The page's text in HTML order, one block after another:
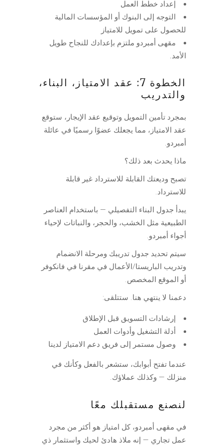
إعداد خطط العمل
التوجه إلى البنوك أو المؤسسات المالية
للحصول على تمويل للامتياز
مقهى أمبردو ملتزم بإعدادك للنجاح طويل
الأمد.
الخطوة 7: عقد الامتياز، البناء،
والتدريب
بمجرد تأمين التمويل وتوقيع عقد الإيجار، ستوقع
عقد الامتياز، مما يجعلك عضوًا رسميًا في عائلة
أمبردو.
ماذا يحدث بعد ذلك؟
تصبح وديعتك القابلة للاسترداد غير قابلة
للاسترداد.
يبدأ جدول البناء التفصيلي — باستخدام العناصر
الطبيعية مثل الخشب، والحجر، والنباتات لإحياء
أجواء أمبردو.
سيتم تحديد جدول تدريبك ومرحلة الانضمام
وتدريب الباريستا/الأعمال في مقرنا في فانكوفر
أو الموقع المخصص.
دعمنا لا ينتهي هنا. ستتلقى:
إرشادات التسويق قبل الإطلاق
أدلة التشغيل وأدوات العمل
وصول مستمر إلى فريق دعم الامتياز لدينا
عندما تفتح أبوابك، ستشعر بالفعل وكأنك في
منزلك — وكذلك عملاؤك.
لنصنع مستقبلك معًا
في مقهى أمبردو، كل امتياز هو أكثر من مجرد
عمل تجاري — إنه ملاذ هادئ لحيك واستثمار ذي